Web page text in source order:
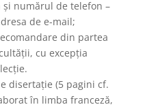
numărul de telefon –
de e-mail;
din partea
cu excepția
disertație (5 pagini cf.
în limba franceză,